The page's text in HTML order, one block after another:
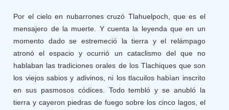
Por el cielo en nubarrones cruzó Tlahuelpoch, que es el
mensajero de la muerte. Y cuenta la leyenda que en un
momento dado se estremeció la tierra y el relámpago
atronó el espacio y ocurrió un cataclismo del que no
hablaban las tradiciones orales de los Tlachiques que son
los viejos sabios y adivinos, ni los tlacuilos habían inscrito
en sus pasmosos códices. Todo tembló y se anubló la
tierra y cayeron piedras de fuego sobre los cinco lagos, el